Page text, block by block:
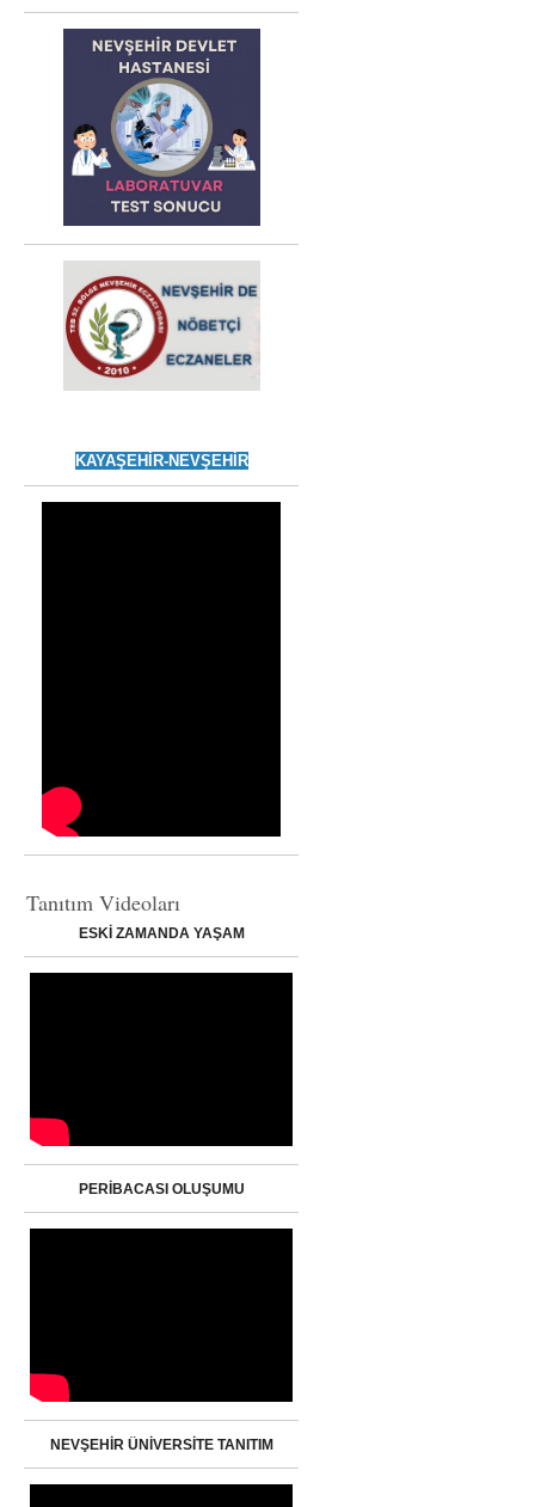
KAYAŞEHİR-NEVŞEHİR
Tanıtım Videoları
ESKİ ZAMANDA YAŞAM
PERİBACASI OLUŞUMU
NEVŞEHİR ÜNİVERSİTE TANITIM